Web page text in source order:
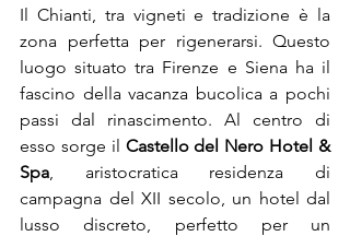
Il Chianti, tra vigneti e tradizione è la
zona perfetta per rigenerarsi. Questo
luogo situato tra Firenze e Siena ha il
fascino della vacanza bucolica a pochi
passi dal rinascimento. Al centro di
esso sorge il Castello del Nero Hotel &
Spa, aristocratica residenza di
campagna del XII secolo, un hotel dal
lusso discreto, perfetto per un